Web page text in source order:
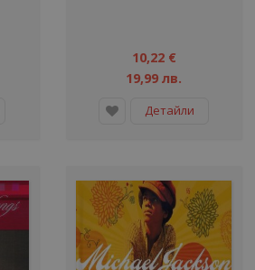
10,22 €
19,99 лв.
Детайли